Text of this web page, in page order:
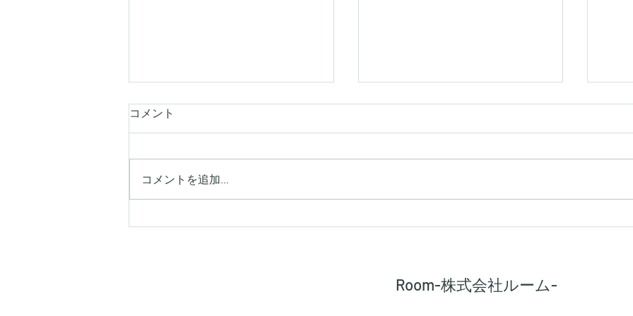
コメント
コメントを追加…
Room-株式会社ルーム-